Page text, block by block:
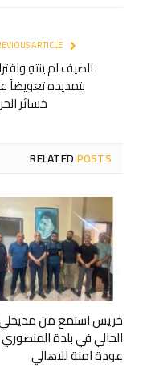
الصيف لم ينتهِ
بتمديده تعويضاً
خسائر
RELATEDPOSTS
خريس استمع من مديحلي
الحالي في بلدة
عودة آمنة للاهالي